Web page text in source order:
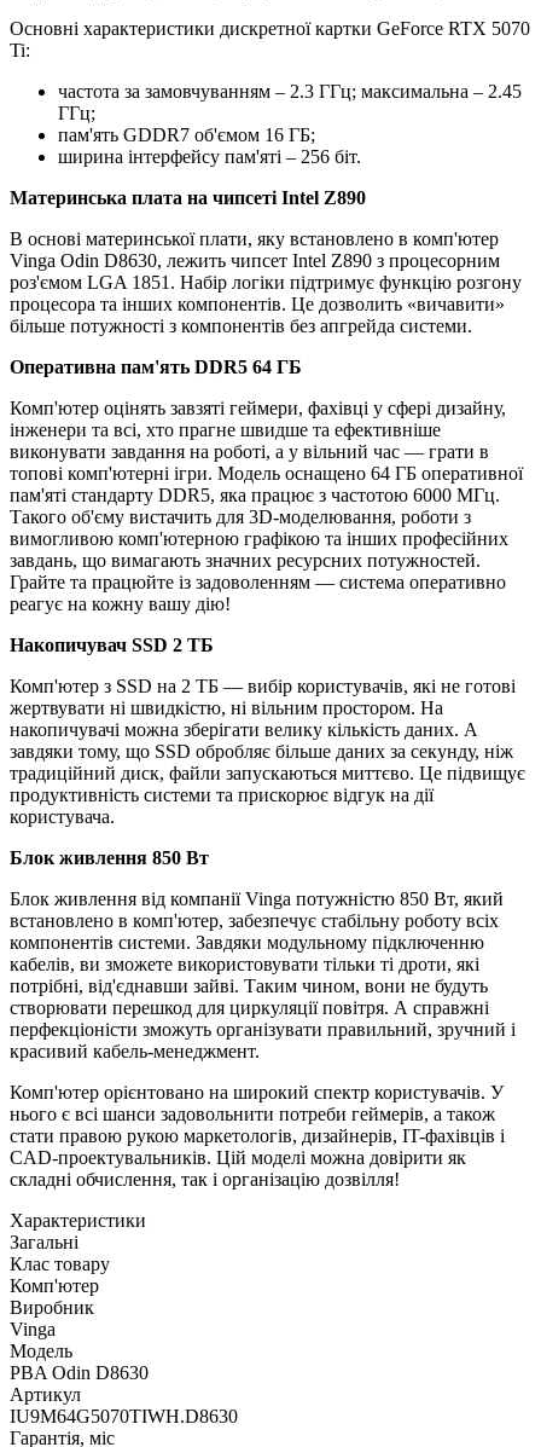
Основні характеристики дискретної картки GeForce RTX 5070
Ti:
частота за замовчуванням – 2.3 ГГц; максимальна – 2.45
ГГц;
пам'ять GDDR7 об'ємом 16 ГБ;
ширина інтерфейсу пам'яті – 256 біт.
Материнська плата на чипсеті Intel Z890
В основі материнської плати, яку встановлено в комп'ютер
Vinga Odin D8630, лежить чипсет Intel Z890 з процесорним
роз'ємом LGA 1851. Набір логіки підтримує функцію розгону
процесора та інших компонентів. Це дозволить «вичавити»
більше потужності з компонентів без апгрейда системи.
Оперативна пам'ять DDR5 64 ГБ
Комп'ютер оцінять завзяті геймери, фахівці у сфері дизайну,
інженери та всі, хто прагне швидше та ефективніше
виконувати завдання на роботі, а у вільний час — грати в
топові комп'ютерні ігри. Модель оснащено 64 ГБ оперативної
пам'яті стандарту DDR5, яка працює з частотою 6000 МГц.
Такого об'єму вистачить для 3D-моделювання, роботи з
вимогливою комп'ютерною графікою та інших професійних
завдань, що вимагають значних ресурсних потужностей.
Грайте та працюйте із задоволенням — система оперативно
реагує на кожну вашу дію!
Накопичувач SSD 2 ТБ
Комп'ютер з SSD на 2 ТБ — вибір користувачів, які не готові
жертвувати ні швидкістю, ні вільним простором. На
накопичувачі можна зберігати велику кількість даних. А
завдяки тому, що SSD обробляє більше даних за секунду, ніж
традиційний диск, файли запускаються миттєво. Це підвищує
продуктивність системи та прискорює відгук на дії
користувача.
Блок живлення 850 Вт
Блок живлення від компанії Vinga потужністю 850 Вт, який
встановлено в комп'ютер, забезпечує стабільну роботу всіх
компонентів системи. Завдяки модульному підключенню
кабелів, ви зможете використовувати тільки ті дроти, які
потрібні, від'єднавши зайві. Таким чином, вони не будуть
створювати перешкод для циркуляції повітря. А справжні
перфекціоністи зможуть організувати правильний, зручний і
красивий кабель-менеджмент.
Комп'ютер орієнтовано на широкий спектр користувачів. У
нього є всі шанси задовольнити потреби геймерів, а також
стати правою рукою маркетологів, дизайнерів, IT-фахівців і
CAD-проектувальників. Цій моделі можна довірити як
складні обчислення, так і організацію дозвілля!
Характеристики
Загальні
Клас товару
Комп'ютер
Виробник
Vinga
Модель
PBA Odin D8630
Артикул
IU9M64G5070TIWH.D8630
Гарантія, міс